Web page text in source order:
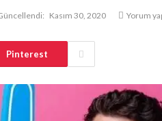
Kasım 30, 2020 Yorum
Pinterest